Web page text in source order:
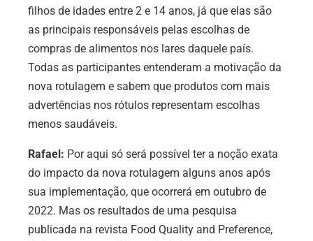
filhos de idades entre 2 e 14 anos, já que elas são
as principais responsáveis pelas escolhas de
compras de alimentos nos lares daquele país.
Todas as participantes entenderam a motivação da
nova rotulagem e sabem que produtos com mais
advertências nos rótulos representam escolhas
menos saudáveis.
Rafael: Por aqui só será possível ter a noção exata
do impacto da nova rotulagem alguns anos após
sua implementação, que ocorrerá em outubro de
2022. Mas os resultados de uma pesquisa
publicada na revista Food Quality and Preference,